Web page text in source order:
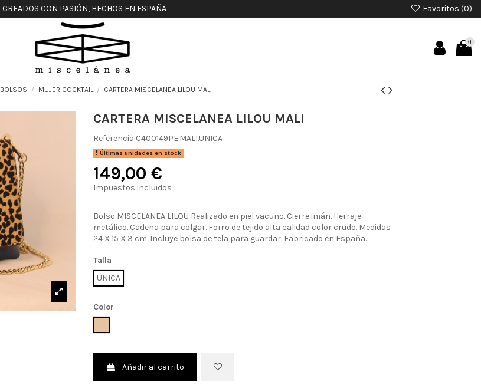
CREADOS CON PASIÓN, HECHOS EN ESPAÑA Favoritos (0)
0
BOLSOS MUJER COCKTAIL CARTERA MISCELANEA LILOU MALI
CARTERA MISCELANEA LILOU MALI
Referencia C400149PE.MALI.UNICA
Últimas unidades en stock
149,00 €
Impuestos incluidos
Bolso MISCELANEA LILOU Realizado en piel vacuno. Cierre imán. Herraje
metálico. Cadena para colgar. Forro de tejido alta calidad color crudo. Medidas
24 X 15 X 3 cm. Incluye bolsa de tela para guardar. Fabricado en España.
Talla
UNICA
Color
Añadir al carrito